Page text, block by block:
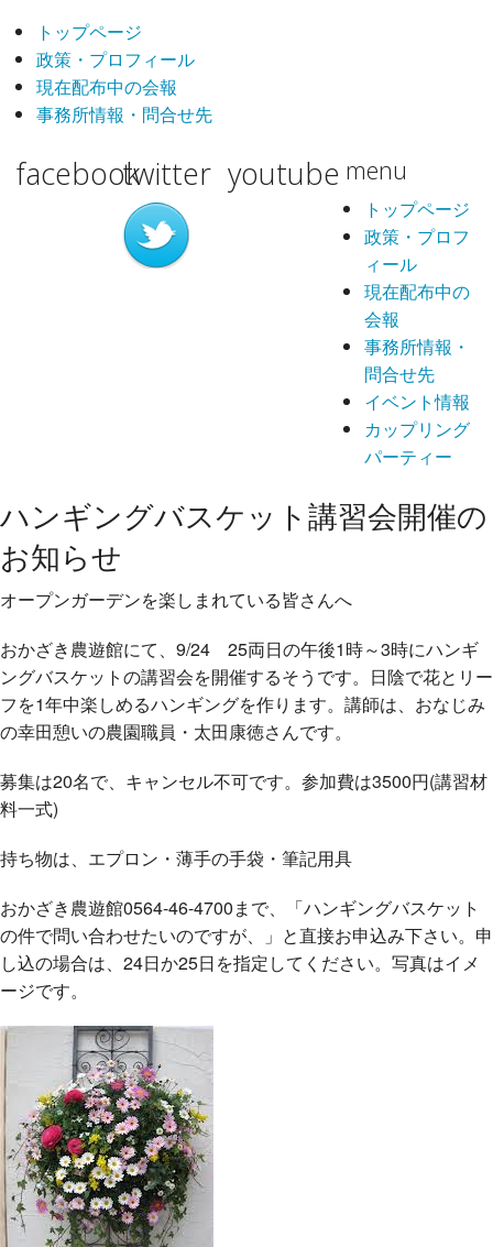
トップページ
政策・プロフィール
現在配布中の会報
事務所情報・問合せ先
facebooktwitter youtube menu
トップページ
政策・プロフ
ィール
現在配布中の
会報
事務所情報・
問合せ先
イベント情報
カップリング
パーティー
ハンギングバスケット講習会開催の
お知らせ
オープンガーデンを楽しまれている皆さんへ
おかざき農遊館にて、9/24 25両日の午後1時～3時にハンギ
ングバスケットの講習会を開催するそうです。日陰で花とリー
フを1年中楽しめるハンギングを作ります。講師は、おなじみ
の幸田憩いの農園職員・太田康徳さんです。
募集は20名で、キャンセル不可です。参加費は3500円(講習材
料一式)
持ち物は、エプロン・薄手の手袋・筆記用具
おかざき農遊館0564-46-4700まで、「ハンギングバスケット
の件で問い合わせたいのですが、」と直接お申込み下さい。申
し込の場合は、24日か25日を指定してください。写真はイメ
ージです。